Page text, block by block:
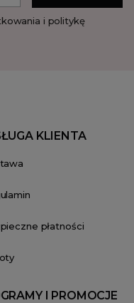
i politykę
KLIENTA
płatności
I PROMOCJE